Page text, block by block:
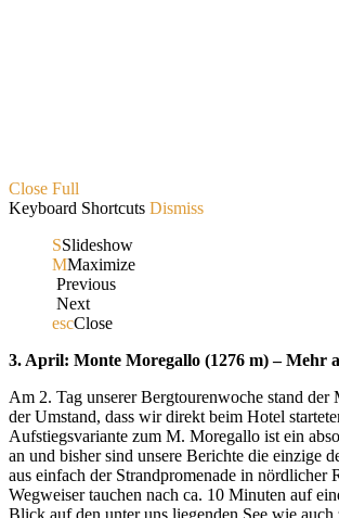
Close Full
Keyboard Shortcuts Dismiss
SSlideshow
MMaximize
Previous
Next
escClose
3. April: Monte Moregallo (1276 m) – Mehr
Am 2. Tag unserer Bergtourenwoche stand
der Umstand, dass wir direkt beim Hotel
Aufstiegsvariante zum M. Moregallo ist ein
an und bisher sind unsere Berichte die einzige
aus einfach der Strandpromenade in
Wegweiser tauchen nach ca. 10 Minuten auf